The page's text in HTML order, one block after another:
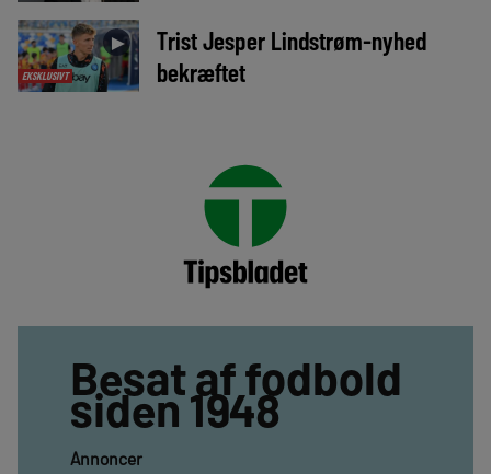
EKSKLUSIVT
►
Trist Jesper Lindstrøm-nyhed
bekræftet
Besat af fodbold
siden 1948
Annoncer